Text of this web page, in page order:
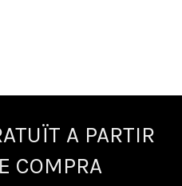
A PARTIR
COMPRA